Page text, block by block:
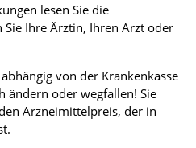
lesen Sie die
Sie Ihre Ärztin, Ihren Arzt oder
von der Krankenkasse
ändern oder wegfallen! Sie
Arzneimittelpreis, der in